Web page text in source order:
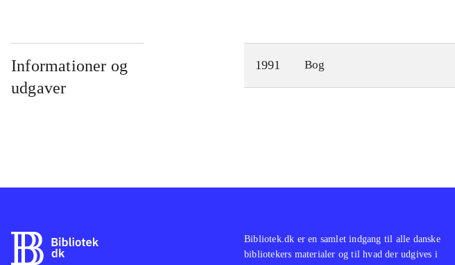
Informationer og
udgaver
1991 Bog
Bibliotek.dk er en samlet indgang til alle danske
bibliotekers materialer og til hvad der udgives i